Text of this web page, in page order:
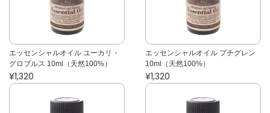
エッセンシャルオイル ユーカリ・
グロブルス 10ml（天然100%）
¥1,320
エッセンシャルオイル プチグレン
10ml（天然100%）
¥1,320